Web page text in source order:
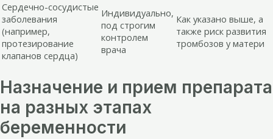
Сердечно-сосудистые
заболевания
(например,
протезирование
клапанов сердца)
Индивидуально,
под строгим
контролем
врача
Как указано выше, а
также риск развития
тромбозов у матери
Назначение и прием препарата
на разных этапах
беременности